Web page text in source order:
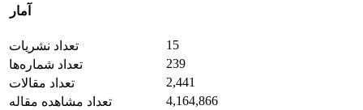
آمار
تعداد نشریات
15
تعداد شماره‌ها
239
تعداد مقالات
2,441
تعداد مشاهده مقاله
4,164,866